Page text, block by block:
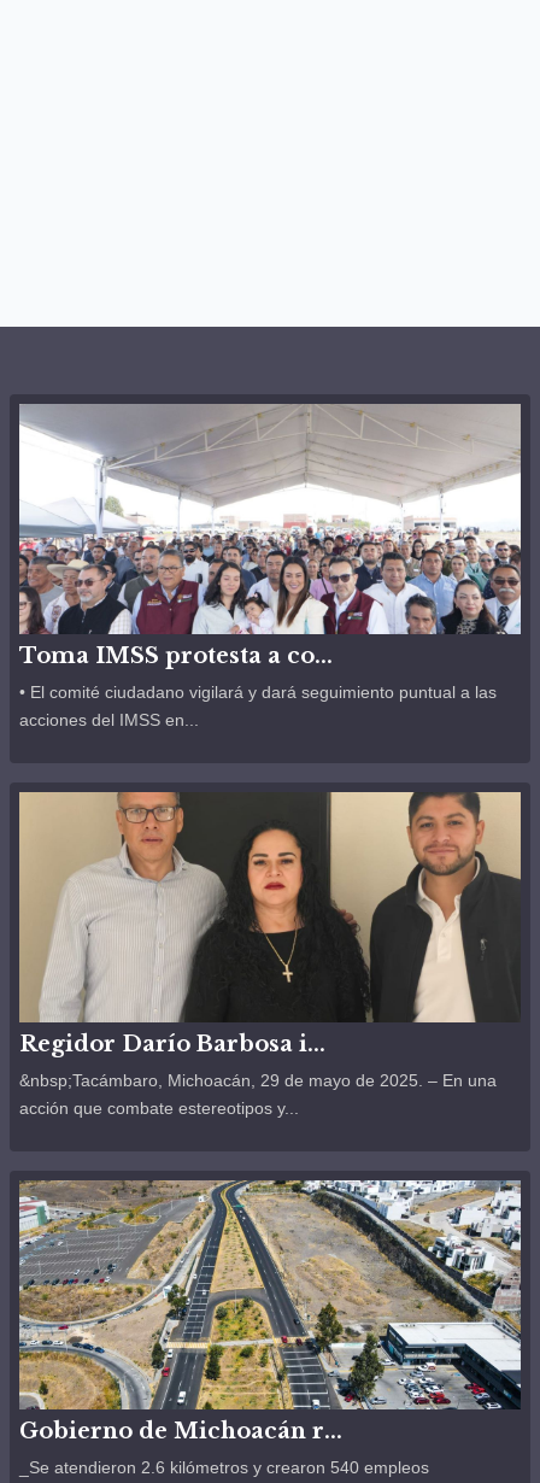
Toma IMSS protesta a co...
• El comité ciudadano vigilará y dará seguimiento puntual a las
acciones del IMSS en...
Regidor Darío Barbosa i...
&nbsp;Tacámbaro, Michoacán, 29 de mayo de 2025. – En una
acción que combate estereotipos y...
Gobierno de Michoacán r...
_Se atendieron 2.6 kilómetros y crearon 540 empleos